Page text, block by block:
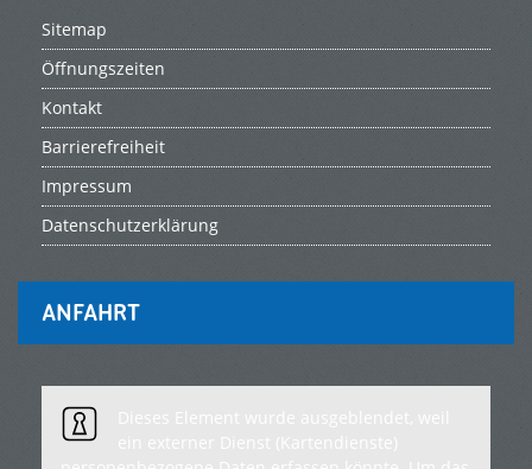
Sitemap
Öffnungszeiten
Kontakt
Barrierefreiheit
Impressum
Datenschutzerklärung
ANFAHRT